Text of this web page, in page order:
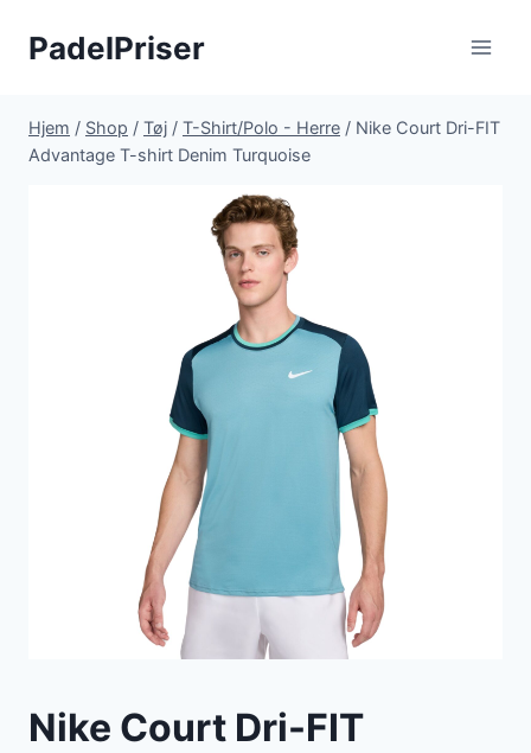
PadelPriser
Hjem / Shop / Tøj / T-Shirt/Polo - Herre / Nike Court Dri-FIT
Advantage T-shirt Denim Turquoise
Nike Court Dri-FIT